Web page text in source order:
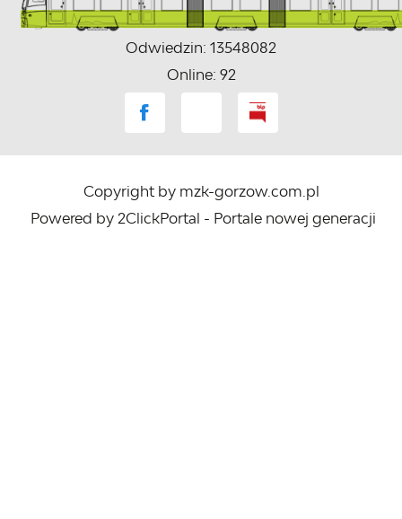
Odwiedzin: 13548082
Online: 92
Copyright by mzk-gorzow.com.pl
Powered by 2ClickPortal - Portale nowej generacji